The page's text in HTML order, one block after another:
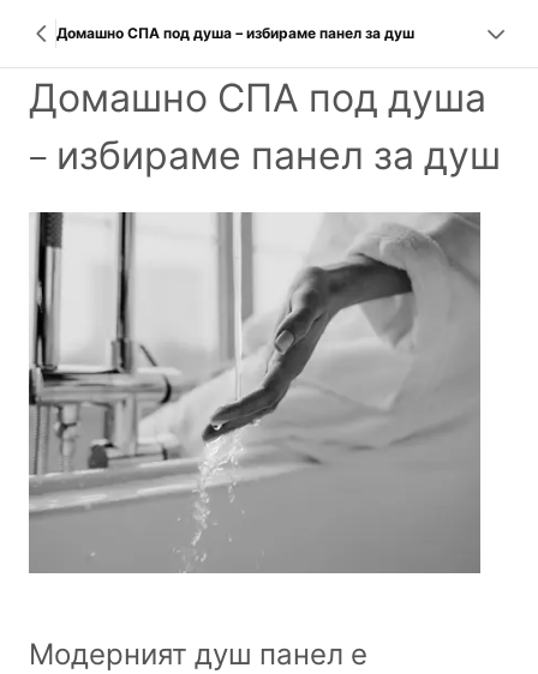
Домашно СПА под душа – избираме панел за душ
Домашно СПА под душа
– избираме панел за душ
Модерният душ панел е